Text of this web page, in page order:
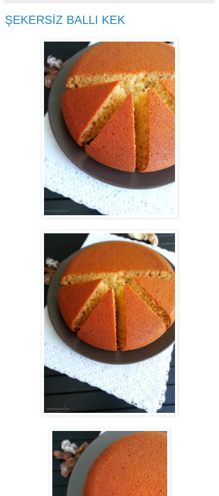
ŞEKERSİZ BALLI KEK